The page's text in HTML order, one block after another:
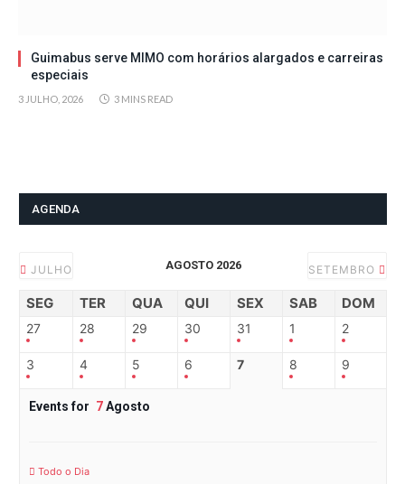
Guimabus serve MIMO com horários alargados e carreiras
especiais
3 JULHO, 2026 3 MINS READ
AGENDA
JULHO AGOSTO 2026 SETEMBRO
SEG TER QUA QUI SEX SAB DOM
27 28 29 30 31 1 2
3 4 5 6 7 8 9
Events for 7Agosto
Todo o Dia